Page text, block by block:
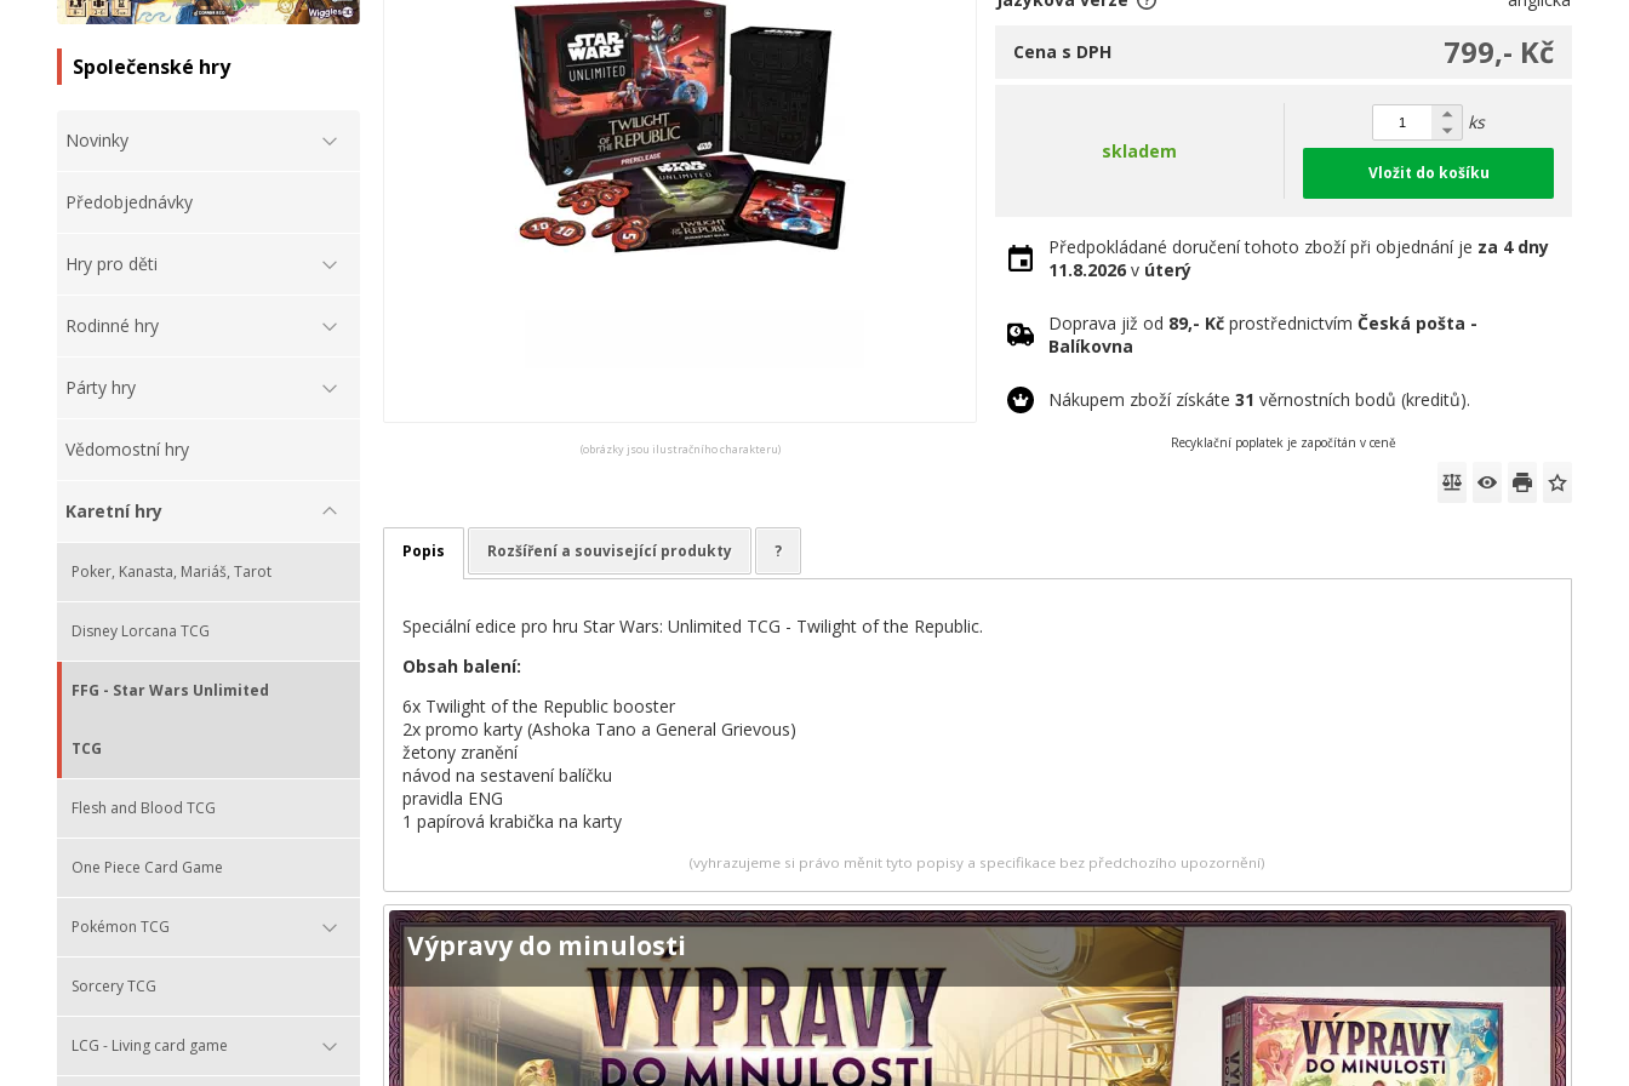
Společenské hry
Novinky
Předobjednávky
Hry pro děti
Rodinné hry
Párty hry
Vědomostní hry
Karetní hry
Poker, Kanasta, Mariáš, Tarot
Disney Lorcana TCG
FFG - Star Wars Unlimited
TCG
Flesh and Blood TCG
One Piece Card Game
Pokémon TCG
Sorcery TCG
LCG - Living card game
(obrázky jsou ilustračního charakteru)
799,- Kč
Cena s DPH
skladem
ks
Vložit do košíku
Předpokládané doručení tohoto zboží při objednání je za 4 dny
11.8.2026 v úterý
Doprava již od 89,- Kč prostřednictvímČeská pošta -
Balíkovna
Nákupem zboží získáte31 věrnostních bodů (kreditů).
Recyklační poplatek je započítán v ceně
Popis Rozšíření a související produkty ?
Speciální edice pro hru Star Wars: Unlimited TCG - Twilight of the Republic.
Obsah balení:
6x Twilight of the Republic booster
2x promo karty (Ashoka Tano a General Grievous)
žetony zranění
návod na sestavení balíčku
pravidla ENG
1 papírová krabička na karty
(vyhrazujeme si právo měnit tyto popisy a specifikace bez předchozího upozornění)
Výpravy do minulosti